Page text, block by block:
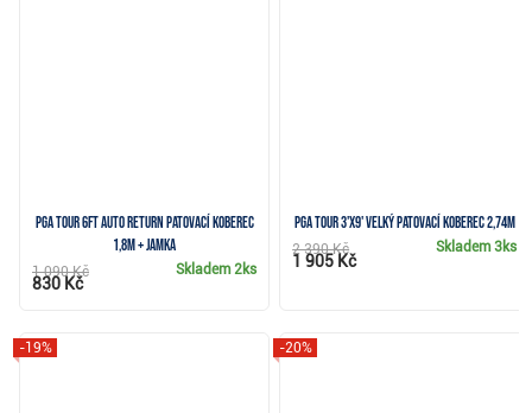
PGA Tour 6ft Auto Return patovací koberec
1,8m + jamka
Skladem 2ks
1 090 Kč
830 Kč
PGA Tour 3'x9' velký patovací koberec 2,74m
Skladem3ks
2 390 Kč
1 905 Kč
-19% -20%